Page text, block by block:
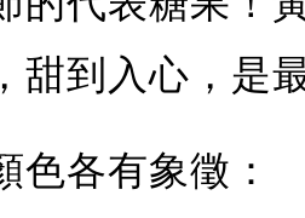
甜到入心，是
色各有象徵：